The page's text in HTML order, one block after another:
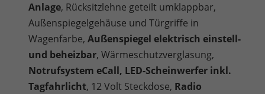
Anlage, Rücksitzlehne geteilt umklappbar,
Außenspiegelgehäuse und Türgriffe in
Wagenfarbe, Außenspiegel elektrisch einstell-
und beheizbar, Wärmeschutzverglasung,
Notrufsystem eCall, LED-Scheinwerfer inkl.
Tagfahrlicht, 12 Volt Steckdose, Radio